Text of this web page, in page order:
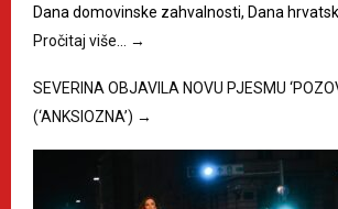
Dana domovinske zahvalnosti, Dana
Pročitaj više…
→
SEVERINA OBJAVILA NOVU PJESMU
(‘ANKSIOZNA’) →